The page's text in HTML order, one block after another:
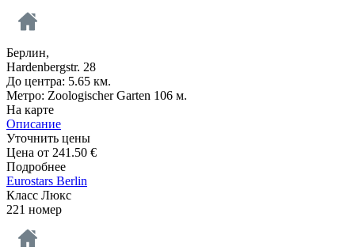
Берлин,
Hardenbergstr. 28
До центра: 5.65 км.
Метро: Zoologischer Garten 106 м.
На карте
Описание
Уточнить цены
Цена от 241.50 €
Подробнее
Eurostars Berlin
Класс Люкс
221 номер